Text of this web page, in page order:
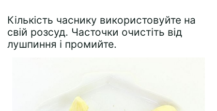
Кількість часнику використовуйте на
свій розсуд. Часточки очистіть від
лушпиння і промийте.